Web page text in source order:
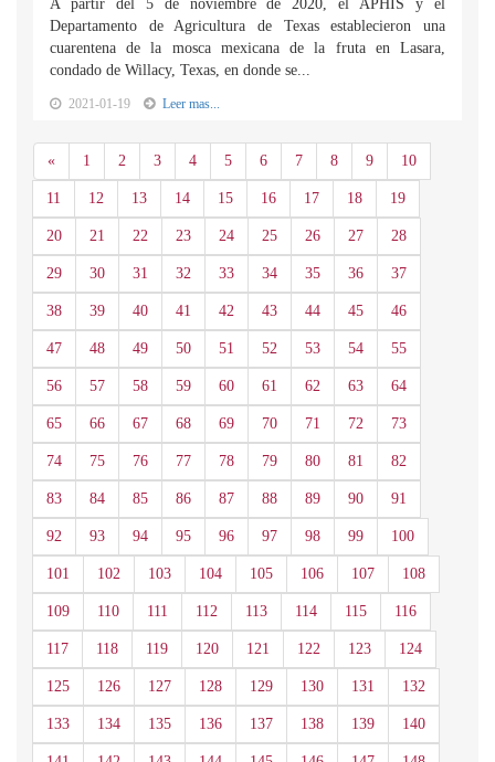
A partir del 5 de noviembre de 2020, el APHIS y el
Departamento de Agricultura de Texas establecieron una
cuarentena de la mosca mexicana de la fruta en Lasara,
condado de Willacy, Texas, en donde se...
2021-01-19 Leer mas...
«Anterior
1 2 3 4 5 6 7 8 9 10
11 12 13 14 15 16 17 18 19
20 21 22 23 24 25 26 27 28
29 30 31 32 33 34 35 36 37
38 39 40 41 42 43 44 45 46
47 48 49 50 51 52 53 54 55
56 57 58 59 60 61 62 63 64
65 66 67 68 69 70 71 72 73
74 75 76 77 78 79 80 81 82
83 84 85 86 87 88 89 90 91
92 93 94 95 96 97 98 99 100
101 102 103 104 105 106 107 108
109 110 111 112 113 114 115 116
117 118 119 120 121 122 123 124
125 126 127 128 129 130 131 132
133 134 135 136 137 138 139 140